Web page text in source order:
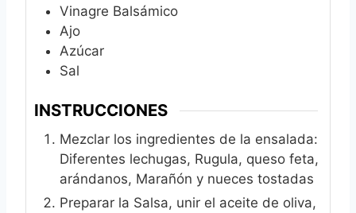
Vinagre Balsámico
Ajo
Azúcar
Sal
INSTRUCCIONES
Mezclar los ingredientes de la ensalada:
Diferentes lechugas, Rugula, queso feta,
arándanos, Marañón y nueces tostadas
Preparar la Salsa, unir el aceite de oliva,